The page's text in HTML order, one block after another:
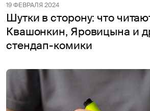
19 ФЕВРАЛЯ 2024
Шутки в сторону: что
Квашонкин, Яровицына и
стендап-комики